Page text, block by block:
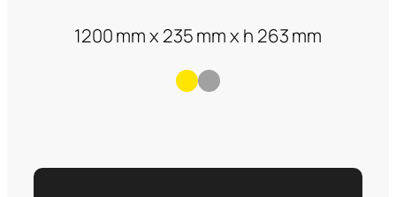
1200 mm x 235 mm x h 263 mm